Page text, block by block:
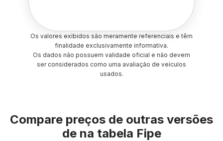
Os valores exibidos são meramente referenciais e têm
finalidade exclusivamente informativa.
Os dados não possuem validade oficial e não devem
ser considerados como uma avaliação de veículos
usados.
Compare preços de outras versões
de na tabela Fipe